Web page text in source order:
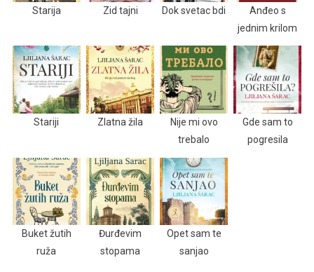
Starija Zid tajni Dok svetac bdi
Anđeo s
jednim krilom
Stariji Zlatna žila
Nije mi ovo
trebalo
Gde sam to
pogresila
Buket žutih
ruža
Đurđevim
stopama
Opet sam te
sanjao